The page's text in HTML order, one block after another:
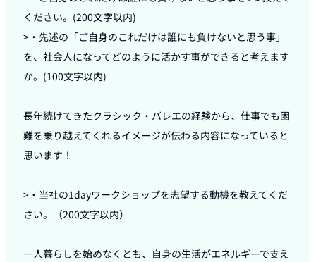
ください。(200文字以内)
>・先述の「ご自身のこれだけは誰にも負けないと思う事」
を、社会人になってどのように活かす事ができると考えます
か。(100文字以内)
長年続けてきたクラシック・バレエの経験から、仕事でも困
難を乗り越えてくれるイメージが伝わる内容になっていると
思います！
>・当社の1dayワークショップを志望する動機を教えてくだ
さい。（200文字以内）
一人暮らしを始めなくとも、自身の生活がエネルギーで支え